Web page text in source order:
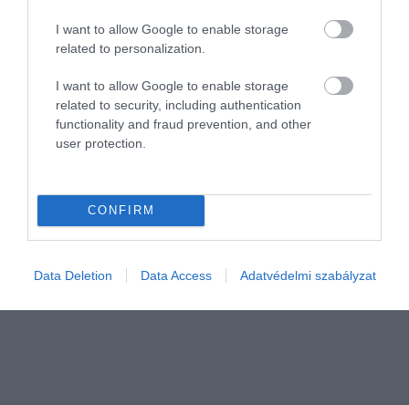
I want to allow Google to enable storage
related to personalization.
I want to allow Google to enable storage
related to security, including authentication
functionality and fraud prevention, and other
user protection.
CONFIRM
Data Deletion Data Access Adatvédelmi szabályzat
Hová érdemes utaltatni a nyugdíjat?
A havonta pontosan érkező állami nyugdíj rendkívül stabil
bevétel, amiért a hazai pénzintézetek valósággal versengenek.
Ennek köszönhetően ma már számos olyan bankszámla létezik,